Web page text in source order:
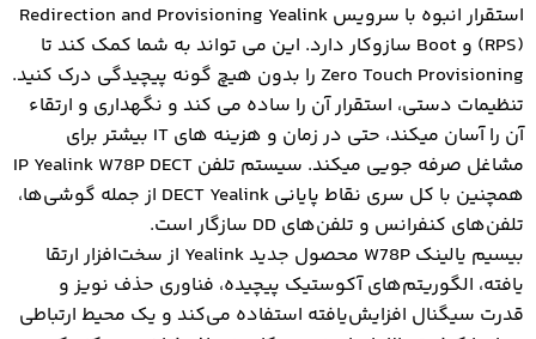
استقرار انبوه با سرویس Redirection and Provisioning Yealink
(RPS) و Boot سازوکار دارد. این می تواند به شما کمک کند تا
Zero Touch Provisioning را بدون هیچ گونه پیچیدگی درک کنید.
تنظیمات دستی، استقرار آن را ساده می کند و نگهداری و ارتقاء
آن را آسان میکند، حتی در زمان و هزینه های IT بیشتر برای
مشاغل صرفه جویی میکند. سیستم تلفن IP Yealink W78P DECT
همچنین با کل سری نقاط پایانی DECT Yealink از جمله گوشی‌ها،
تلفن‌های کنفرانس و تلفن‌های DD سازگار است.
بیسیم یالینک W78P محصول جدید Yealink از سخت‌افزار ارتقا
یافته، الگوریتم‌های آکوستیک پیچیده، فناوری حذف نویز و
قدرت سیگنال افزایش‌یافته استفاده می‌کند و یک محیط ارتباطی